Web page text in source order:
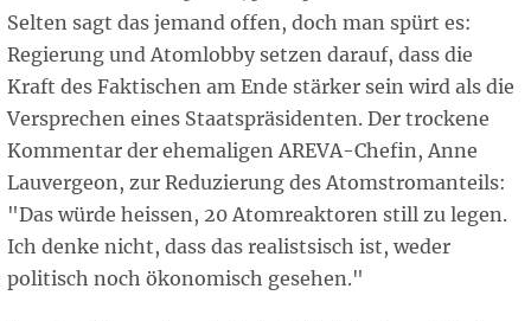
Selten sagt das jemand offen, doch man spürt es:
Regierung und Atomlobby setzen darauf, dass die
Kraft des Faktischen am Ende stärker sein wird als die
Versprechen eines Staatspräsidenten. Der trockene
Kommentar der ehemaligen AREVA-Chefin, Anne
Lauvergeon, zur Reduzierung des Atomstromanteils:
"Das würde heissen, 20 Atomreaktoren still zu legen.
Ich denke nicht, dass das realistsisch ist, weder
politisch noch ökonomisch gesehen."